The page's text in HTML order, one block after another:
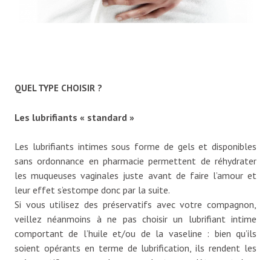
QUEL TYPE CHOISIR ?
Les lubrifiants « standard »
Les lubrifiants intimes sous forme de gels et disponibles
sans ordonnance en pharmacie permettent de réhydrater
les muqueuses vaginales juste avant de faire l’amour et
leur effet s’estompe donc par la suite.
Si vous utilisez des préservatifs avec votre compagnon,
veillez néanmoins à ne pas choisir un lubrifiant intime
comportant de l’huile et/ou de la vaseline : bien qu’ils
soient opérants en terme de lubrification, ils rendent les